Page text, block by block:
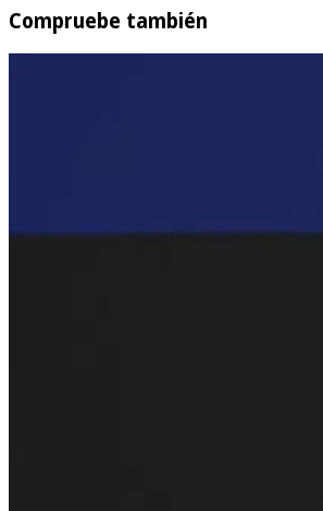
Compruebe también